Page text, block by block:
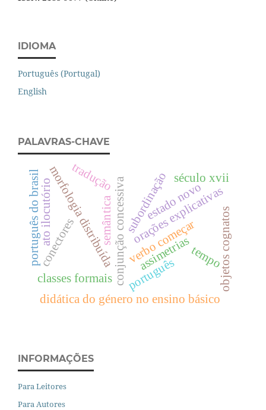
IDIOMA
Português (Portugal)
English
PALAVRAS-CHAVE
verbo começar
conjunção concessiva
morfologia distribuída
classes formais
didática do género no ensino básico
orações explicativas
subordinação
português
conectores semântica
tempo
assimetrias
século xvii
objetos cognatos
estado novo
ato ilocutório
tradução
português do brasil
INFORMAÇÕES
Para Leitores
Para Autores